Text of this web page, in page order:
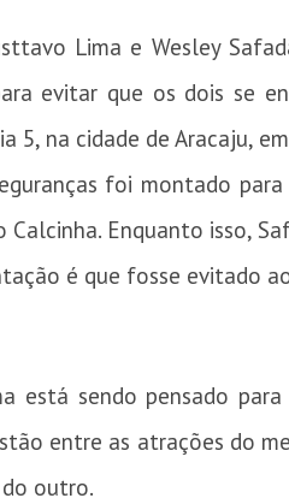
Lima e Wesley
evitar que os dois se
5, na cidade de Aracaju,
foi montado
Enquanto isso,
é que fosse evitado
está sendo pensado
entre as atrações do
outro.